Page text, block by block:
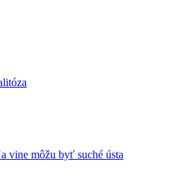
vine môžu byť suché ústa